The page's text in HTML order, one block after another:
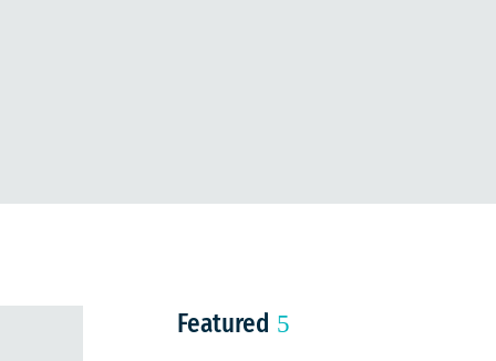
Featured